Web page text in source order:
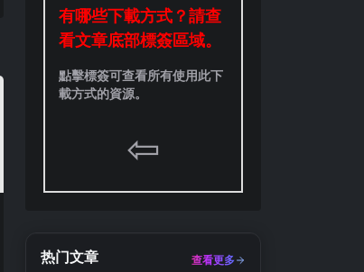
有哪些下載方式？請查
看文章底部標簽區域。
點擊標簽可查看所有使用此下
載方式的資源。
⇦
热门文章
查看更多